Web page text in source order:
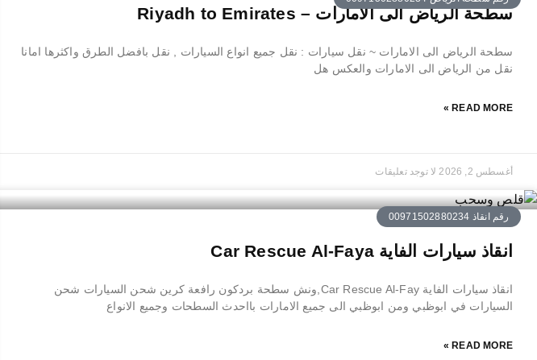
سطحة الرياض الى الامارات – Riyadh to Emirates
سطحة الرياض الى الامارات ~ نقل سيارات : نقل جميع انواع السيارات , نقل بافضل الطرق واكثرها امانا
نقل من الرياض الى الامارات والعكس هل
READ MORE »
أغسطس 2, 2026 لا توجد تعليقات
رقم انقاذ 00971502880234
انقاذ سيارات الفاية Car Rescue Al-Faya
انقاذ سيارات الفاية Car Rescue Al-Fay,ونش سطحة بردكون رافعة كرين شحن السيارات شحن
السيارات في ابوظبي ومن ابوظبي الى جميع الامارات بااحدث السطحات وجميع الانواع
READ MORE »